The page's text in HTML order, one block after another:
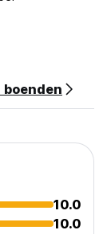
boenden
10.0
10.0